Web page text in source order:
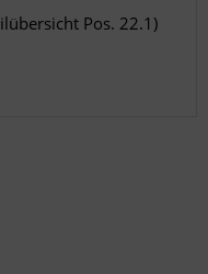
Pos. 22.1)